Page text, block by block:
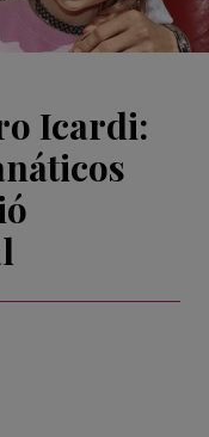
Icardi: